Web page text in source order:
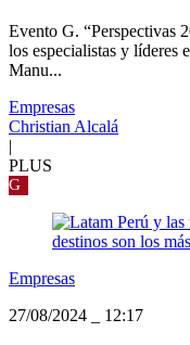
Evento G. “Perspectivas
los especialistas y líderes
Manu...
Empresas
Christian Alcalá
|
PLUS
G
Empresas
27/08/2024
12:17